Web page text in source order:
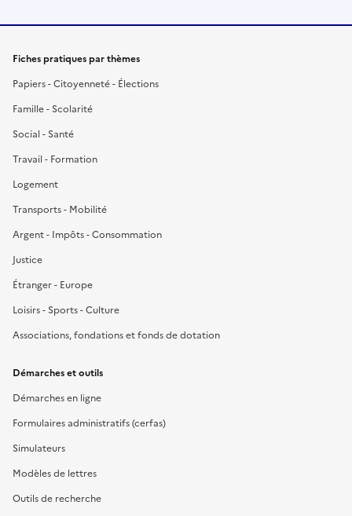
Fiches pratiques par thèmes
Papiers - Citoyenneté - Élections
Famille - Scolarité
Social - Santé
Travail - Formation
Logement
Transports - Mobilité
Argent - Impôts - Consommation
Justice
Étranger - Europe
Loisirs - Sports - Culture
Associations, fondations et fonds de dotation
Démarches et outils
Démarches en ligne
Formulaires administratifs (cerfas)
Simulateurs
Modèles de lettres
Outils de recherche